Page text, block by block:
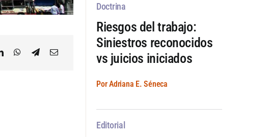
Doctrina
Riesgos del trabajo:
Siniestros reconocidos
vs juicios iniciados
Por Adriana E. Séneca
Editorial